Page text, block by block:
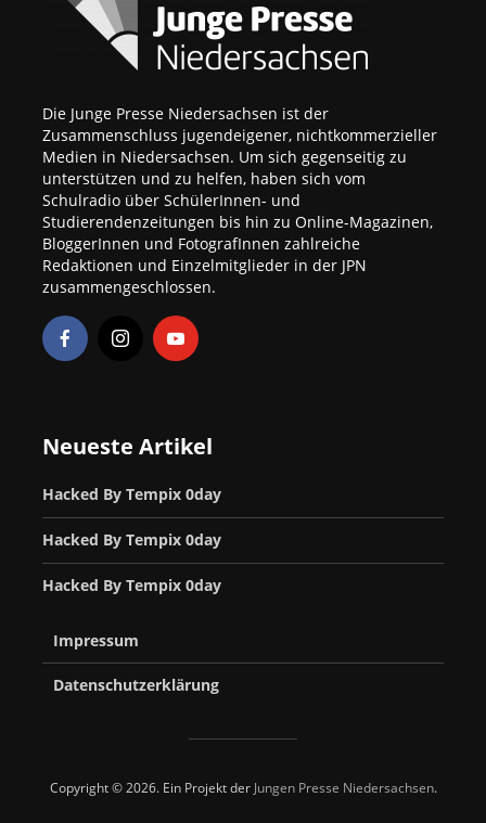
Die Junge Presse Niedersachsen ist der
Zusammenschluss jugendeigener, nichtkommerzieller
Medien in Niedersachsen. Um sich gegenseitig zu
unterstützen und zu helfen, haben sich vom
Schulradio über SchülerInnen- und
Studierendenzeitungen bis hin zu Online-Magazinen,
BloggerInnen und FotografInnen zahlreiche
Redaktionen und Einzelmitglieder in der JPN
zusammengeschlossen.
Neueste Artikel
Hacked By Tempix 0day
Hacked By Tempix 0day
Hacked By Tempix 0day
Impressum
Datenschutzerklärung
Copyright © 2026. Ein Projekt der Jungen Presse Niedersachsen.